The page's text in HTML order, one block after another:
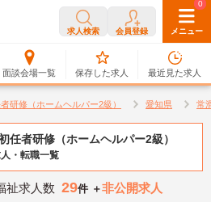
求人検索 会員登録 メニュー
面談会場一覧
0
保存した求人
0
最近見た求人
研修（ホームヘルパー2級） 愛知県 常
任者研修（ホームヘルパー2級）
・転職一覧
祉求人数 29件 ＋非公開求人